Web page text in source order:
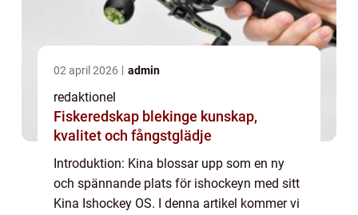
02 april 2026 admin
redaktionel
Fiskeredskap blekinge kunskap,
kvalitet och fångstglädje
Introduktion: Kina blossar upp som en ny
och spännande plats för ishockeyn med sitt
Kina Ishockey OS. I denna artikel kommer vi